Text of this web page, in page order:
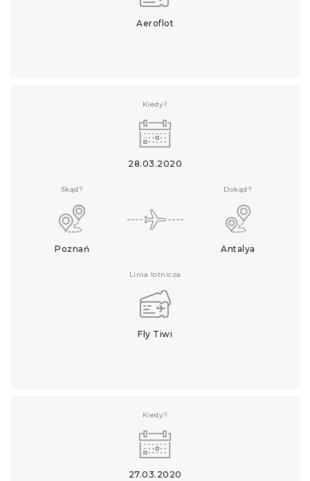
Aeroflot
Kiedy?
28.03.2020
Skąd?
Poznań
Dokąd?
Antalya
Linia lotnicza
Fly Tiwi
Kiedy?
27.03.2020